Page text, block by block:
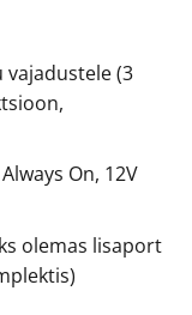
vajadustele (3
On, 12V
olemas lisaport